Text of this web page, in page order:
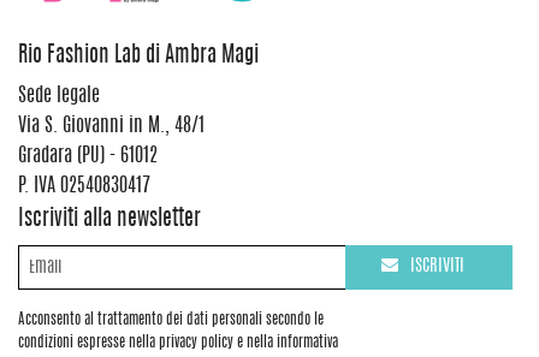
Rio Fashion Lab di Ambra Magi
Sede legale
Via S. Giovanni in M., 48/1
Gradara (PU) - 61012
P. IVA 02540830417
Iscriviti alla newsletter
Acconsento al trattamento dei dati personali secondo le
condizioni espresse nella privacy policy e nella informativa
ISCRIVITI